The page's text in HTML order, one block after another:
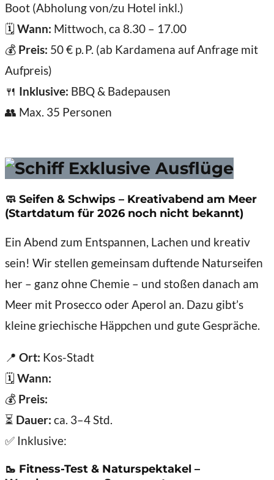
Boot (Abholung von/zu Hotel inkl.)
🗓️ Wann: Mittwoch, ca 8.30 – 17.00
💰 Preis: 50 € p. P. (ab Kardamena auf Anfrage mit
Aufpreis)
🍴 Inklusive: BBQ & Badepausen
👥 Max. 35 Personen
🧼 Seifen & Schwips – Kreativabend am Meer
(Startdatum für 2026 noch nicht bekannt)
Ein Abend zum Entspannen, Lachen und kreativ
sein! Wir stellen gemeinsam duftende Naturseifen
her – ganz ohne Chemie – und stoßen danach am
Meer mit Prosecco oder Aperol an. Dazu gibt’s
kleine griechische Häppchen und gute Gespräche.
📍 Ort: Kos-Stadt
🗓️ Wann:
💰 Preis:
⏳ Dauer: ca. 3–4 Std.
✅ Inklusive:
🥾 Fitness-Test & Naturspektakel –